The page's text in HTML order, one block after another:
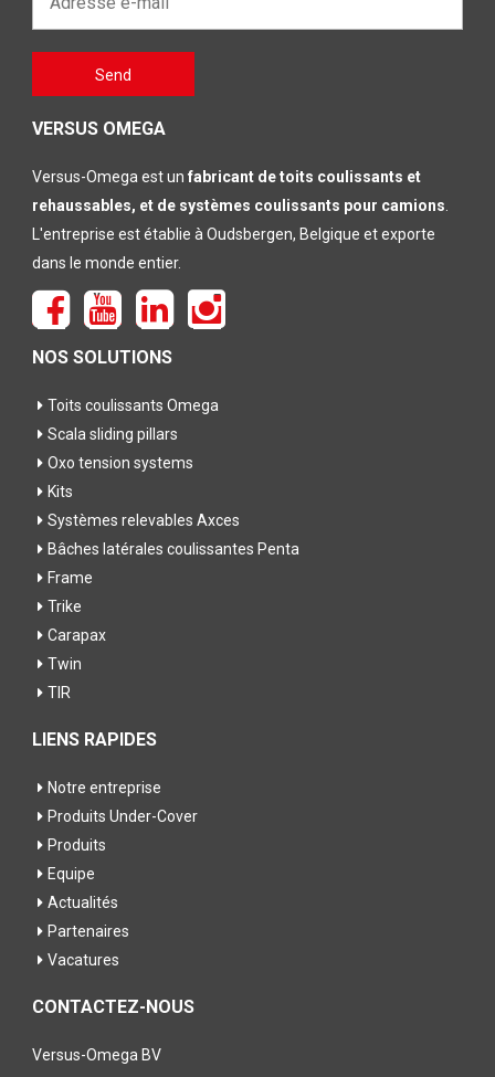
mail*
laten
Send
VERSUS OMEGA
Versus-Omega est un fabricant de toits coulissants et
rehaussables, et de systèmes coulissants pour camions
L'entreprise est établie à Oudsbergen, Belgique et exporte
dans le monde entier.
NOS SOLUTIONS
Toits coulissants Omega
Scala sliding pillars
Oxo tension systems
Kits
Systèmes relevables Axces
Bâches latérales coulissantes Penta
Frame
Trike
Carapax
Twin
TIR
LIENS RAPIDES
Notre entreprise
Produits Under-Cover
Produits
Equipe
Actualités
Partenaires
Vacatures
CONTACTEZ-NOUS
Versus-Omega BV